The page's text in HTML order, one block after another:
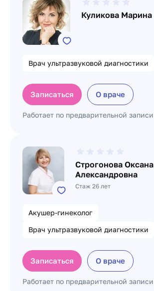
Куликова Марина
Врач ультразвуковой диагностики
Записаться О враче
Работает по предварительной записи
Строгонова Оксана
Александровна
Стаж 26 лет
Акушер-гинеколог
Врач ультразвуковой диагностики
Записаться О враче
Работает по предварительной записи